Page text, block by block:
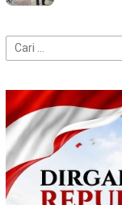
Cari
untuk: